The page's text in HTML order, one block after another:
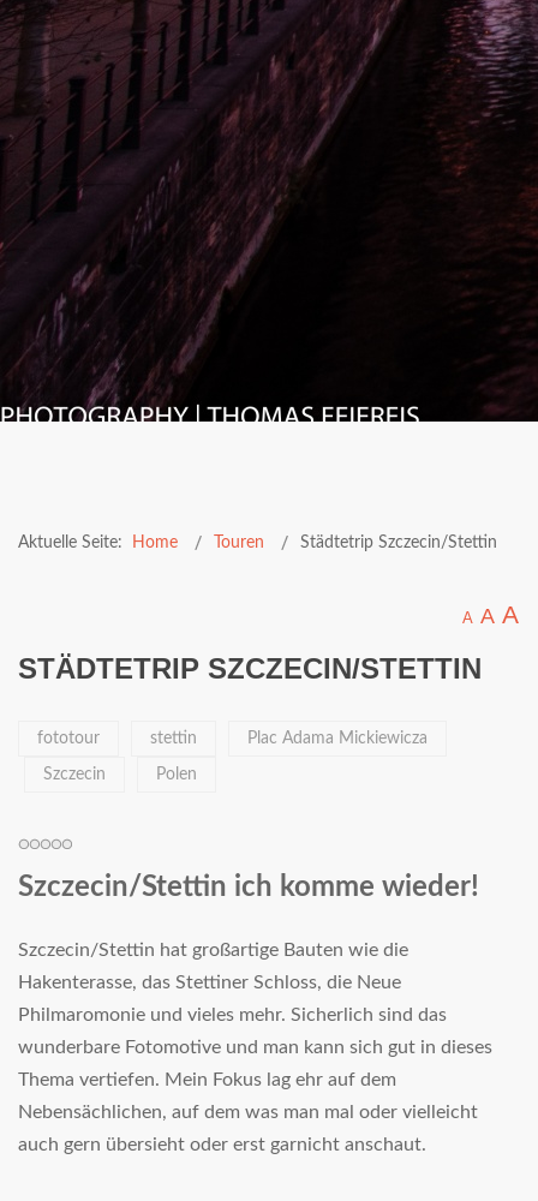
Aktuelle Seite: Home Touren Städtetrip Szczecin/Stettin
A A A
STÄDTETRIP SZCZECIN/STETTIN
fototour stettin Plac Adama Mickiewicza
Szczecin Polen
Szczecin/Stettin ich komme wieder!
Szczecin/Stettin hat großartige Bauten wie die
Hakenterasse, das Stettiner Schloss, die Neue
Philmaromonie und vieles mehr. Sicherlich sind das
wunderbare Fotomotive und man kann sich gut in dieses
Thema vertiefen. Mein Fokus lag ehr auf dem
Nebensächlichen, auf dem was man mal oder vielleicht
auch gern übersieht oder erst garnicht anschaut.